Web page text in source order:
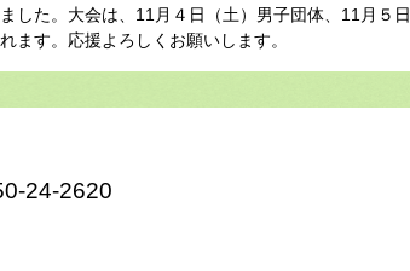
した。大会は、11月４日（土）男子団体、11月５日
ます。応援よろしくお願いします。
24-2620